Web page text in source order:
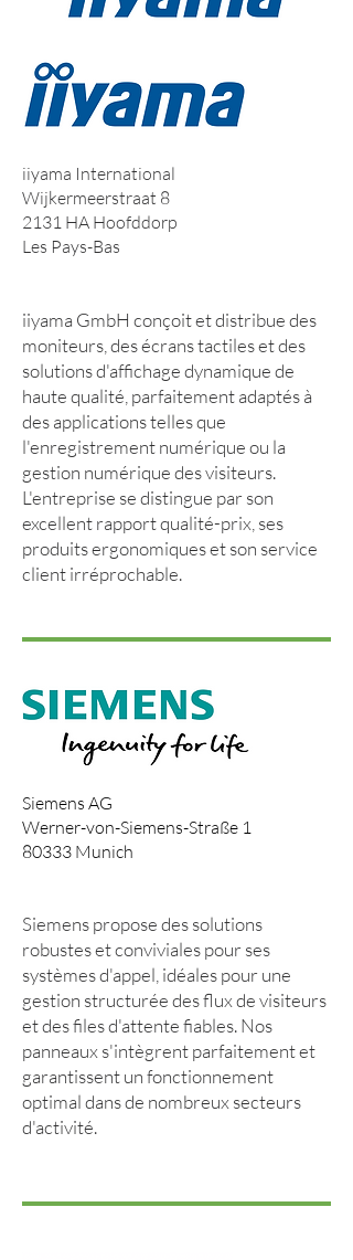
iiyama International
Wijkermeerstraat 8
2131 HA Hoofddorp
Les Pays-Bas
iiyama GmbH conçoit et distribue des
moniteurs, des écrans tactiles et des
solutions d'affichage dynamique de
haute qualité, parfaitement adaptés à
des applications telles que
l'enregistrement numérique ou la
gestion numérique des visiteurs.
L'entreprise se distingue par son
excellent rapport qualité-prix, ses
produits ergonomiques et son service
client irréprochable.
Siemens AG
Werner-von-Siemens-Straße 1
80333 Munich
Siemens propose des solutions
robustes et conviviales pour ses
systèmes d'appel, idéales pour une
gestion structurée des flux de visiteurs
et des files d'attente fiables. Nos
panneaux s'intègrent parfaitement et
garantissent un fonctionnement
optimal dans de nombreux secteurs
d'activité.